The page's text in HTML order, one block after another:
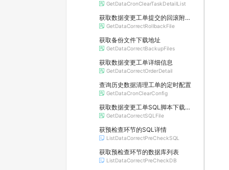
GetDataCronClearTaskDetailList
获取数据变更工单提交的回滚附件下载地址
GetDataCorrectRollbackFile
获取备份文件下载地址
GetDataCorrectBackupFiles
获取数据变更工单详细信息
GetDataCorrectOrderDetail
查询历史数据清理工单的定时配置
GetDataCronClearConfig
获取数据变更工单SQL脚本下载地址
GetDataCorrectSQLFile
获预检查环节的SQL详情
ListDataCorrectPreCheckSQL
获取预检查环节的数据库列表
ListDataCorrectPreCheckDB